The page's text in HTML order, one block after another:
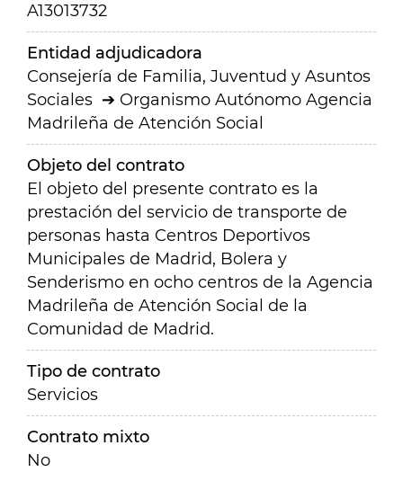
A13013732
Entidad adjudicadora
Consejería de Familia, Juventud y Asuntos
Sociales
Organismo Autónomo Agencia
Madrileña de Atención Social
Objeto del contrato
El objeto del presente contrato es la
prestación del servicio de transporte de
personas hasta Centros Deportivos
Municipales de Madrid, Bolera y
Senderismo en ocho centros de la Agencia
Madrileña de Atención Social de la
Comunidad de Madrid.
Tipo de contrato
Servicios
Contrato mixto
No